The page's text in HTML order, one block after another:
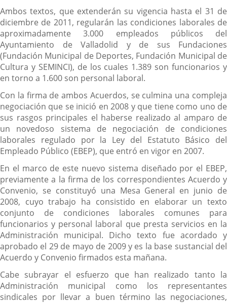
Ambos textos, que extenderán su vigencia hasta el 31 de
diciembre de 2011, regularán las condiciones laborales de
aproximadamente 3.000 empleados públicos del
Ayuntamiento de Valladolid y de sus Fundaciones
(Fundación Municipal de Deportes, Fundación Municipal de
Cultura y SEMINCI), de los cuales 1.389 son funcionarios y
en torno a 1.600 son personal laboral.
Con la firma de ambos Acuerdos, se culmina una compleja
negociación que se inició en 2008 y que tiene como uno de
sus rasgos principales el haberse realizado al amparo de
un novedoso sistema de negociación de condiciones
laborales regulado por la Ley del Estatuto Básico del
Empleado Público (EBEP), que entró en vigor en 2007.
En el marco de este nuevo sistema diseñado por el EBEP,
previamente a la firma de los correspondientes Acuerdo y
Convenio, se constituyó una Mesa General en junio de
2008, cuyo trabajo ha consistido en elaborar un texto
conjunto de condiciones laborales comunes para
funcionarios y personal laboral que presta servicios en la
Administración municipal. Dicho texto fue acordado y
aprobado el 29 de mayo de 2009 y es la base sustancial del
Acuerdo y Convenio firmados esta mañana.
Cabe subrayar el esfuerzo que han realizado tanto la
Administración municipal como los representantes
sindicales por llevar a buen término las negociaciones,